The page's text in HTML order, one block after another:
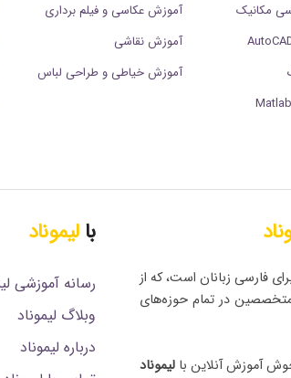
مکانیک
آموزش عکاسی و فیلم برداری
آموزش نقاشی
آموزش خیاطی و طراحی لباس
فارسی زبانان است، که از
و متخصصین در تمام حوزه‌های
آموزش آنلاین بالیموناد
بالیموناد
رسانه آموزشی
وبلاگ لیموناد
درباره لیموناد